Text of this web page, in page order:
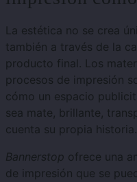
La estética no se crea
también a través de la
producto final. Los
procesos de impresión
cómo un espacio
sea mate, brillante,
cuenta su propia historia.
Bannerstop ofrece una
de impresión que se